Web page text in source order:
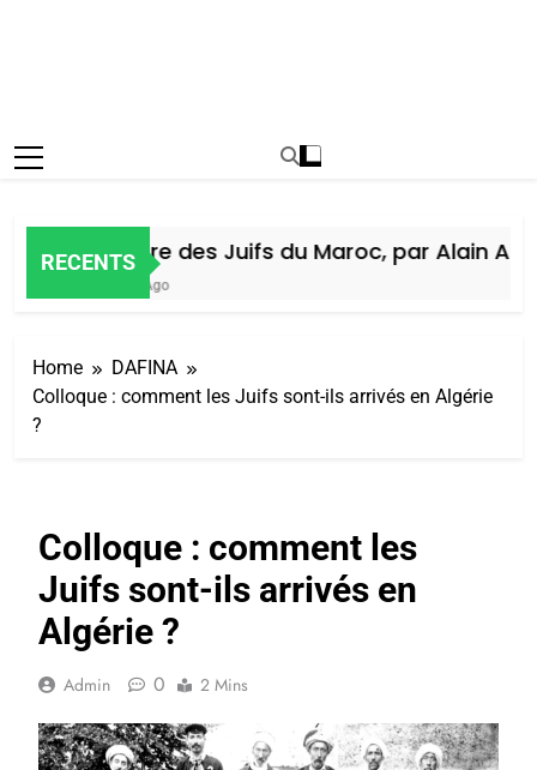
RECENTS
Histoire des Juifs du Maroc, par Alain
6 Jours Ago
Home
DAFINA
Colloque : comment les Juifs sont-ils arrivés en Algérie
?
Colloque : comment les
Juifs sont-ils arrivés en
Algérie ?
Admin 0 2 Mins